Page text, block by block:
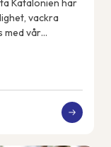
Katalonien har
vackra
med vår